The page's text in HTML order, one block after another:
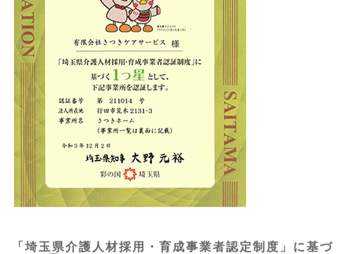
「埼玉県介護人材採用・育成事業者認定制度」に基づ